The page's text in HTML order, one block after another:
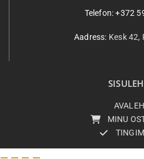
MINU
Telefon: +372
Aadress: Kesk 42,